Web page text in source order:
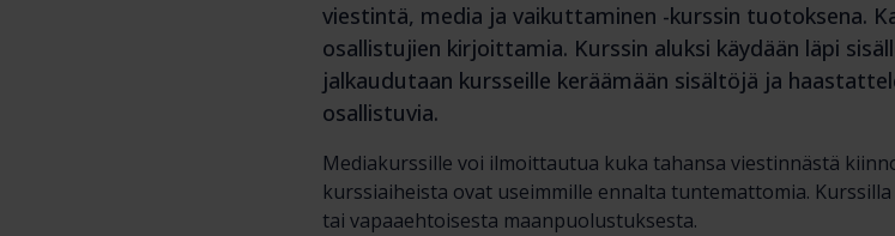
viestintä, media ja vaikuttaminen -kurssin tuotoksena.
osallistujien kirjoittamia. Kurssin aluksi käydään läpi
jalkaudutaan kursseille keräämään sisältöjä ja
osallistuvia.
Mediakurssille voi ilmoittautua kuka tahansa viestinnästä
kurssiaiheista ovat useimmille ennalta tuntemattomia.
tai vapaaehtoisesta maanpuolustuksesta.